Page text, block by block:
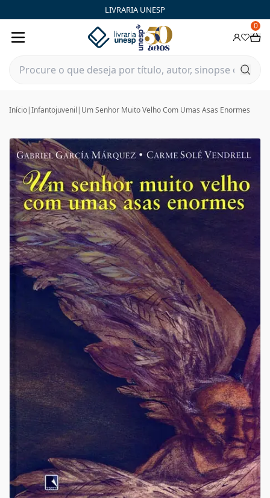
LIVRARIA UNESP
0
Início|Infantojuvenil | Um Senhor Muito Velho Com Umas Asas Enormes